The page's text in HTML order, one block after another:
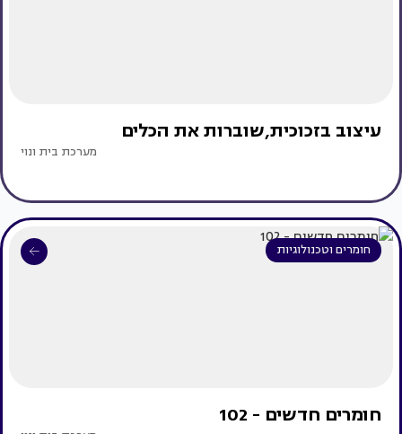
עיצוב בזכוכית,שוברות את הכלים
מערכת בית ונוי
חומרים וטכנולוגיות
חומרים חדשים - 102